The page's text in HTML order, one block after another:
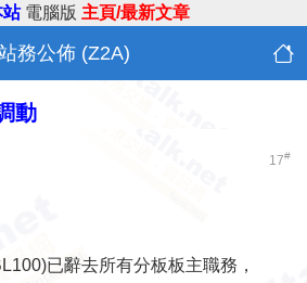
站 電腦版 主頁/最新文章
務公佈 (Z2A)
動
17#
已辭去所有分板板主職務，